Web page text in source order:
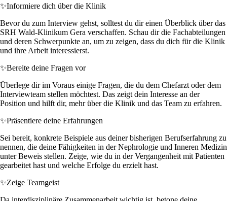
✨Informiere dich über die Klinik
Bevor du zum Interview gehst, solltest du dir einen Überblick über das
SRH Wald-Klinikum Gera verschaffen. Schau dir die Fachabteilungen
und deren Schwerpunkte an, um zu zeigen, dass du dich für die Klinik
und ihre Arbeit interessierst.
✨Bereite deine Fragen vor
Überlege dir im Voraus einige Fragen, die du dem Chefarzt oder dem
Interviewteam stellen möchtest. Das zeigt dein Interesse an der
Position und hilft dir, mehr über die Klinik und das Team zu erfahren.
✨Präsentiere deine Erfahrungen
Sei bereit, konkrete Beispiele aus deiner bisherigen Berufserfahrung zu
nennen, die deine Fähigkeiten in der Nephrologie und Inneren Medizin
unter Beweis stellen. Zeige, wie du in der Vergangenheit mit Patienten
gearbeitet hast und welche Erfolge du erzielt hast.
✨Zeige Teamgeist